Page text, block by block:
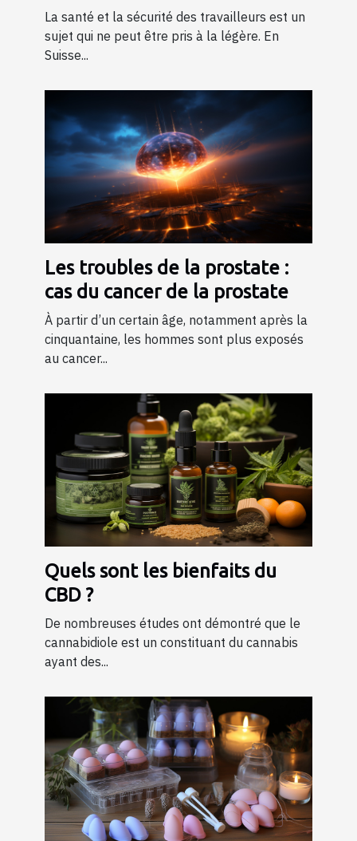
La santé et la sécurité des travailleurs est un
sujet qui ne peut être pris à la légère. En
Suisse...
Les troubles de la prostate :
cas du cancer de la prostate
À partir d’un certain âge, notamment après la
cinquantaine, les hommes sont plus exposés
au cancer...
Quels sont les bienfaits du
CBD ?
De nombreuses études ont démontré que le
cannabidiole est un constituant du cannabis
ayant des...